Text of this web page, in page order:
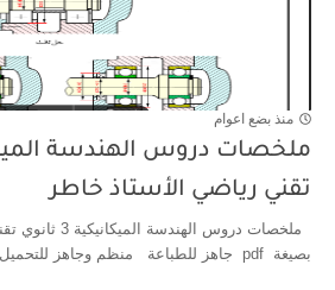
منذ بضع اعوام
تقني رياضي الأستاذ خاطر
ملخصات دروس
بصيغة pdf جاهز للطباعة منظم وجاهز للتحميل للمشاهدة الم...